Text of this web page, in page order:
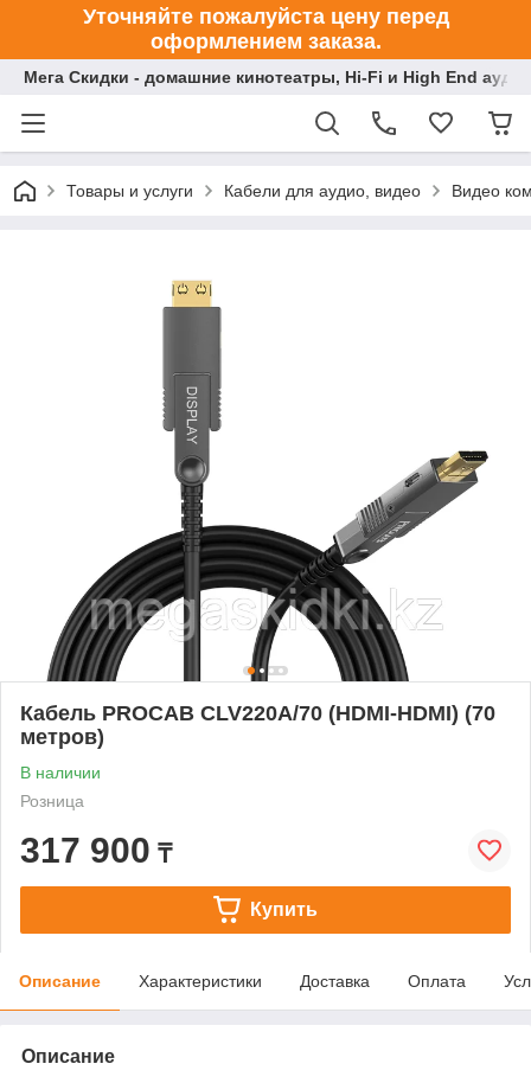
Уточняйте пожалуйста цену перед
оформлением заказа.
Мега Скидки - домашние кинотеатры, Hi-Fi и High End
Товары и услуги Кабели для аудио, видео Видео
Кабель PROCAB CLV220A/70 (HDMI-HDMI) (70
метров)
В наличии
Розница
317 900 ₸
Купить
Описание Характеристики Доставка Оплата
Описание